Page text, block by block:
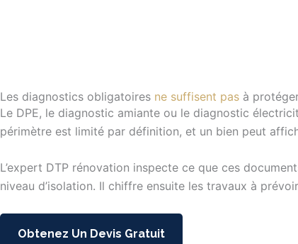
Les diagnostics obligatoires ne suffisent pas à
Le DPE, le diagnostic amiante ou le diagnostic
périmètre est limité par définition, et un bien peut
L’expert DTP rénovation inspecte ce que ces
niveau d’isolation. Il chiffre ensuite les travaux à
Obtenez Un Devis Gratuit